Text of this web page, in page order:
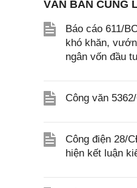
VĂN BẢN CÙNG
Báo cáo 611/
khó khăn,
ngân vốn đầu
Công văn
Công điện 28/
hiện kết luận